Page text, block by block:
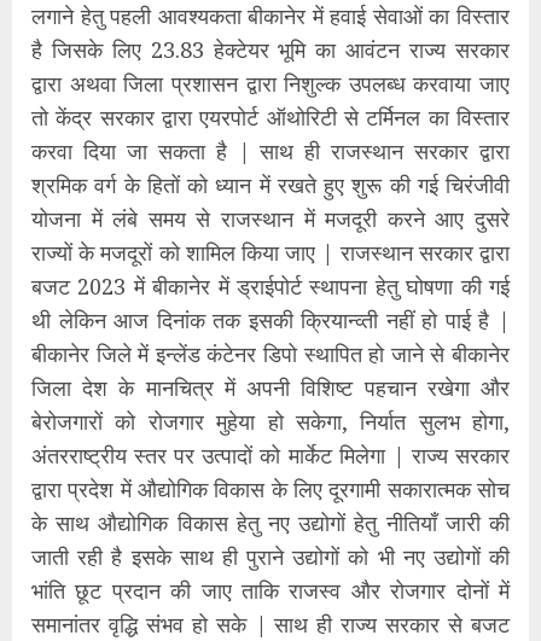
लगाने हेतु पहली आवश्यकता बीकानेर में हवाई सेवाओं का विस्तार
है जिसके लिए 23.83 हेक्टेयर भूमि का आवंटन राज्य सरकार
द्वारा अथवा जिला प्रशासन द्वारा निशुल्क उपलब्ध करवाया जाए
तो केंद्र सरकार द्वारा एयरपोर्ट ऑथोरिटी से टर्मिनल का विस्तार
करवा दिया जा सकता है | साथ ही राजस्थान सरकार द्वारा
श्रमिक वर्ग के हितों को ध्यान में रखते हुए शुरू की गई चिरंजीवी
योजना में लंबे समय से राजस्थान में मजदूरी करने आए दुसरे
राज्यों के मजदूरों को शामिल किया जाए | राजस्थान सरकार द्वारा
बजट 2023 में बीकानेर में ड्राईपोर्ट स्थापना हेतु घोषणा की गई
थी लेकिन आज दिनांक तक इसकी क्रियान्व्ती नहीं हो पाई है |
बीकानेर जिले में इन्लेंड कंटेनर डिपो स्थापित हो जाने से बीकानेर
जिला देश के मानचित्र में अपनी विशिष्ट पहचान रखेगा और
बेरोजगारों को रोजगार मुहेया हो सकेगा, निर्यात सुलभ होगा,
अंतरराष्ट्रीय स्तर पर उत्पादों को मार्केट मिलेगा | राज्य सरकार
द्वारा प्रदेश में औद्योगिक विकास के लिए दूरगामी सकारात्मक सोच
के साथ औद्योगिक विकास हेतु नए उद्योगों हेतु नीतियाँ जारी की
जाती रही है इसके साथ ही पुराने उद्योगों को भी नए उद्योगों की
भांति छूट प्रदान की जाए ताकि राजस्व और रोजगार दोनों में
समानांतर वृद्धि संभव हो सके | साथ ही राज्य सरकार से बजट